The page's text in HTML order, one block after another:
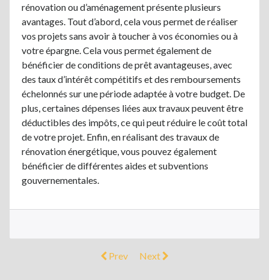
rénovation ou d’aménagement présente plusieurs
avantages. Tout d’abord, cela vous permet de réaliser
vos projets sans avoir à toucher à vos économies ou à
votre épargne. Cela vous permet également de
bénéficier de conditions de prêt avantageuses, avec
des taux d’intérêt compétitifs et des remboursements
échelonnés sur une période adaptée à votre budget. De
plus, certaines dépenses liées aux travaux peuvent être
déductibles des impôts, ce qui peut réduire le coût total
de votre projet. Enfin, en réalisant des travaux de
rénovation énergétique, vous pouvez également
bénéficier de différentes aides et subventions
gouvernementales.
Prev Next